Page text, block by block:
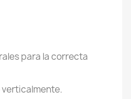
para la correcta